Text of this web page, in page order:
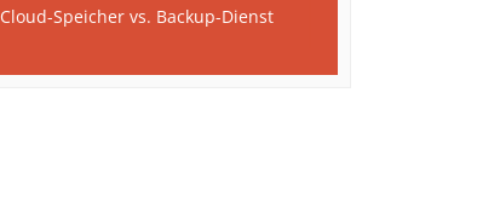
Cloud-Speicher vs. Backup-Dienst